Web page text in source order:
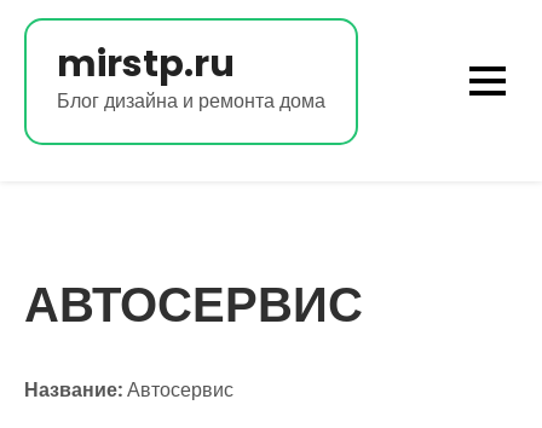
Перейти
содержимомуmirstp.ru
Блог дизайна и ремонта дома
АВТОСЕРВИС
Название:Автосервис